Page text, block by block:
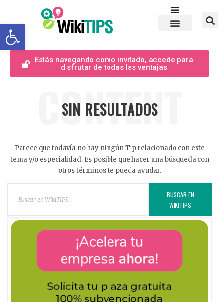
Abrir barra de herramientas
Estás navegando como invitado, accede para
disfrutar de todas las ventajas
CONTENT
SIN RESULTADOS
Parece que todavía no hay ningún Tip relacionado con este
tema y/o especialidad. Es posible que hacer una búsqueda con
otros términos te pueda ayudar.
BUSCAR EN
WIKITIPS